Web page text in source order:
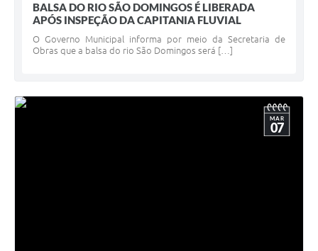
BALSA DO RIO SÃO DOMINGOS É LIBERADA
APÓS INSPEÇÃO DA CAPITANIA FLUVIAL
O Governo Municipal informa por meio da Secretaria de
Obras que a balsa do rio São Domingos será […]
MAR
07